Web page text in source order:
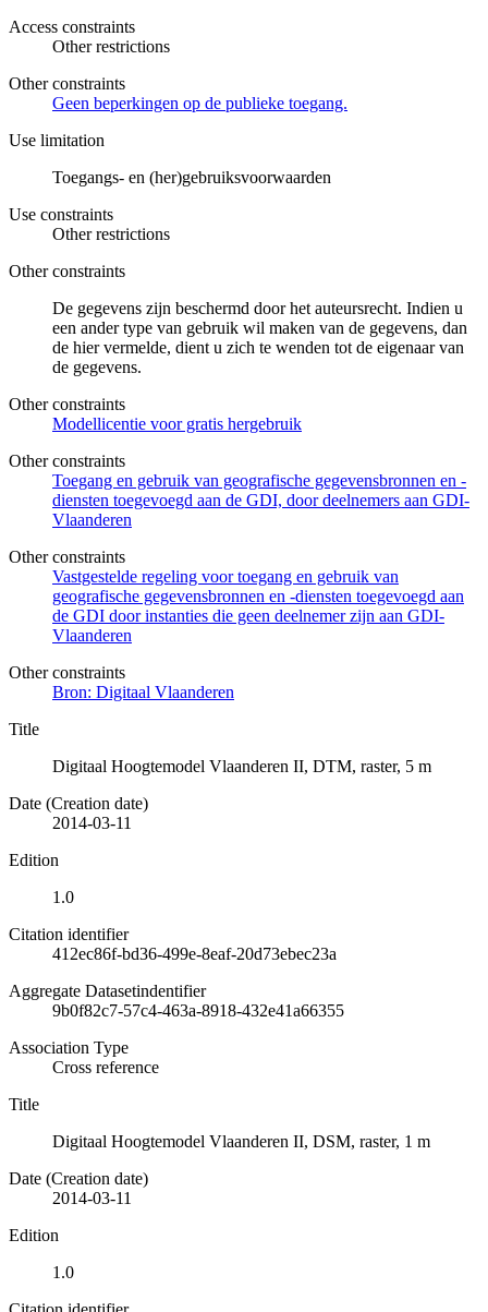
Access constraints
Other restrictions
Other constraints
Geen beperkingen op de publieke toegang.
Use limitation
Toegangs- en (her)gebruiksvoorwaarden
Use constraints
Other restrictions
Other constraints
De gegevens zijn beschermd door het auteursrecht. Indien u
een ander type van gebruik wil maken van de gegevens, dan
de hier vermelde, dient u zich te wenden tot de eigenaar van
de gegevens.
Other constraints
Modellicentie voor gratis hergebruik
Other constraints
Toegang en gebruik van geografische gegevensbronnen en -
diensten toegevoegd aan de GDI, door deelnemers aan GDI-
Vlaanderen
Other constraints
Vastgestelde regeling voor toegang en gebruik van
geografische gegevensbronnen en -diensten toegevoegd aan
de GDI door instanties die geen deelnemer zijn aan GDI-
Vlaanderen
Other constraints
Bron: Digitaal Vlaanderen
Title
Digitaal Hoogtemodel Vlaanderen II, DTM, raster, 5 m
Date (Creation date)
2014-03-11
Edition
1.0
Citation identifier
412ec86f-bd36-499e-8eaf-20d73ebec23a
Aggregate Datasetindentifier
9b0f82c7-57c4-463a-8918-432e41a66355
Association Type
Cross reference
Title
Digitaal Hoogtemodel Vlaanderen II, DSM, raster, 1 m
Date (Creation date)
2014-03-11
Edition
1.0